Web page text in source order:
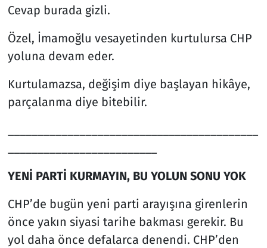
Cevap burada gizli.
Özel, İmamoğlu vesayetinden kurtulursa CHP
yoluna devam eder.
Kurtulamazsa, değişim diye başlayan hikâye,
parçalanma diye bitebilir.
YENİ PARTİ KURMAYIN, BU YOLUN SONU YOK
CHP’de bugün yeni parti arayışına girenlerin
önce yakın siyasi tarihe bakması gerekir. Bu
yol daha önce defalarca denendi. CHP’den